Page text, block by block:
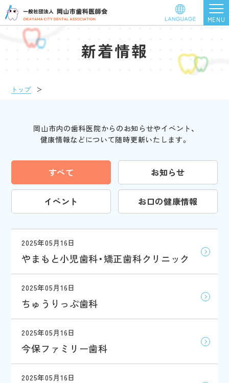
新着情報
トップ ＞
岡山市内の歯科医院からのお知らせやイベント、
健康情報などについて随時更新いたします。
すべて お知らせ
イベント お口の健康情報
2025年05月16日
やまもと小児歯科・矯正歯科クリニック
2025年05月16日
ちゅうりっぷ歯科
2025年05月16日
今保ファミリー歯科
2025年05月16日